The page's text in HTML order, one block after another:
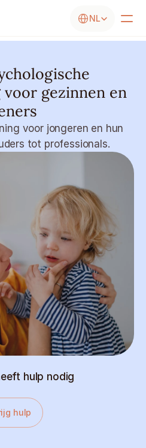
NL
gezinnen en
voor jongeren en hun
tot professionals.
hulp nodig
hulp